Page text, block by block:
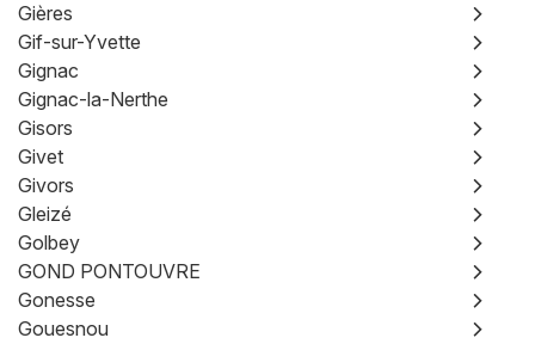
Gières
Gif-sur-Yvette
Gignac
Gignac-la-Nerthe
Gisors
Givet
Givors
Gleizé
Golbey
GOND PONTOUVRE
Gonesse
Gouesnou